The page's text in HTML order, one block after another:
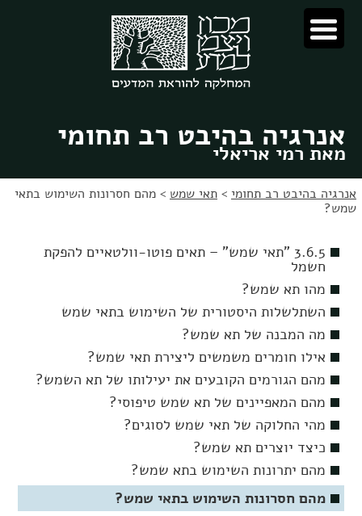
לתוכן
לניווט
אנרגיה בהיבט רב תחומי
מאת רמי אריאלי
אנרגיה בהיבט רב תחומי > תאי שמש > מהם חסרונות השימוש בתאי
שמש?
3.6.5 "תאי שמש" – תאים פוטו-וולטאיים להפקת
חשמל
מהו תא שמש?
השתלשלות היסטורית של השימוש בתאי שמש
מה המבנה של תא שמש?
אילו חומרים משמשים ליצירת תאי שמש?
מהם הגורמים הקובעים את יעילותו של תא השמש?
מהם המאפיינים של תא שמש טיפוסי?
מהי החלוקה של תאי שמש לסוגים?
כיצד יוצרים תא שמש?
מהם יתרונות השימוש בתא שמש?
מהם חסרונות השימוש בתאי שמש?